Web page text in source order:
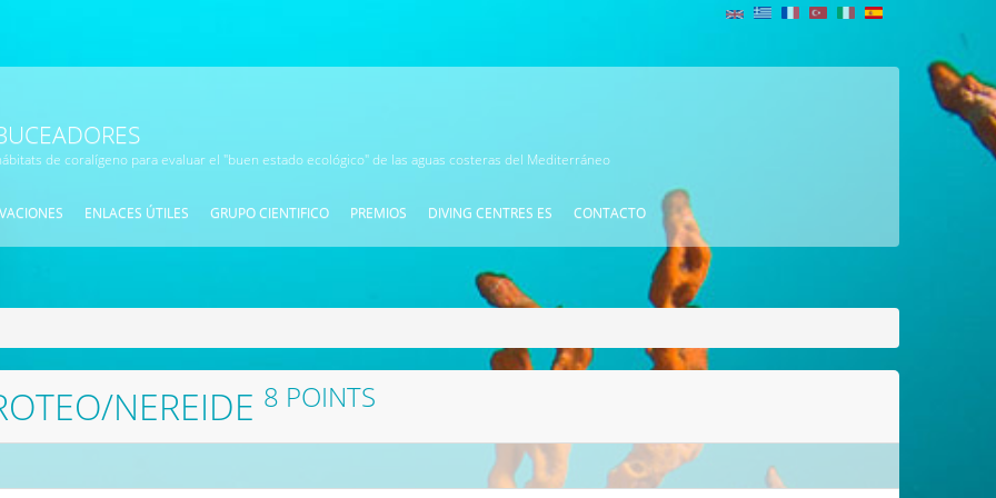
de coralígeno para evaluar el "buen estado ecológico" de las aguas costeras del Mediterráneo
ENLACES ÚTILES GRUPO CIENTIFICO PREMIOS DIVING CENTRES ES CONTACTO
NEREIDE 8 POINTS